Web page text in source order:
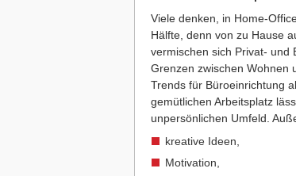
Viele denken, in Home-
Hälfte, denn von zu Hause
vermischen sich Privat- und
Grenzen zwischen Wohnen
Trends für Büroeinrichtung
gemütlichen Arbeitsplatz
unpersönlichen Umfeld.
kreative Ideen,
Motivation,